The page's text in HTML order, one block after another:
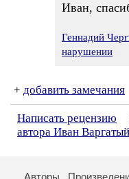
Иван,
Геннадий
нарушении
+ добавить замечания
Написать рецензию
автора Иван Варгатый
Авторы